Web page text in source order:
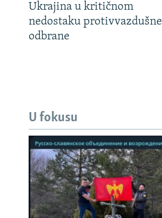
Ukrajina u kritičnom
nedostaku protivvazdušne
odbrane
U fokusu